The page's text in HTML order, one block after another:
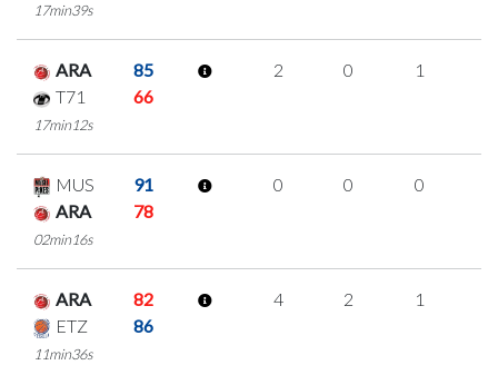
17min39s
ARA
85
T71
66
17min12s
2 0 1
MUS
91
ARA
78
02min16s
0 0 0
ARA
82
ETZ
86
11min36s
4 2 1